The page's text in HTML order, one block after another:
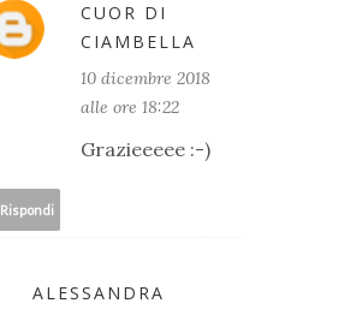
CUOR DI
CIAMBELLA
10 dicembre 2018
alle ore 18:22
Grazieeeee :-)
Rispondi
ALESSANDRA